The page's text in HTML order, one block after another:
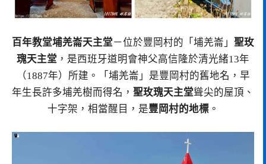
百年教堂埔羌崙天主堂－位於豐岡村的「埔羌崙」 聖玫
瑰天主堂 ，是西班牙道明會神父高信隆於清光緒13年
（1887年）所建。「埔羌崙」是豐岡村的舊地名，早
年生長許多埔羌樹而得名， 聖玫瑰天主堂聳尖的屋頂、
十字架，相當醒目，是豐岡村的地標。